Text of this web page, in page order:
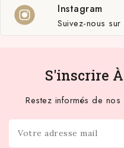
Instagram
Suivez-nous
S'inscrire
Restez informés de